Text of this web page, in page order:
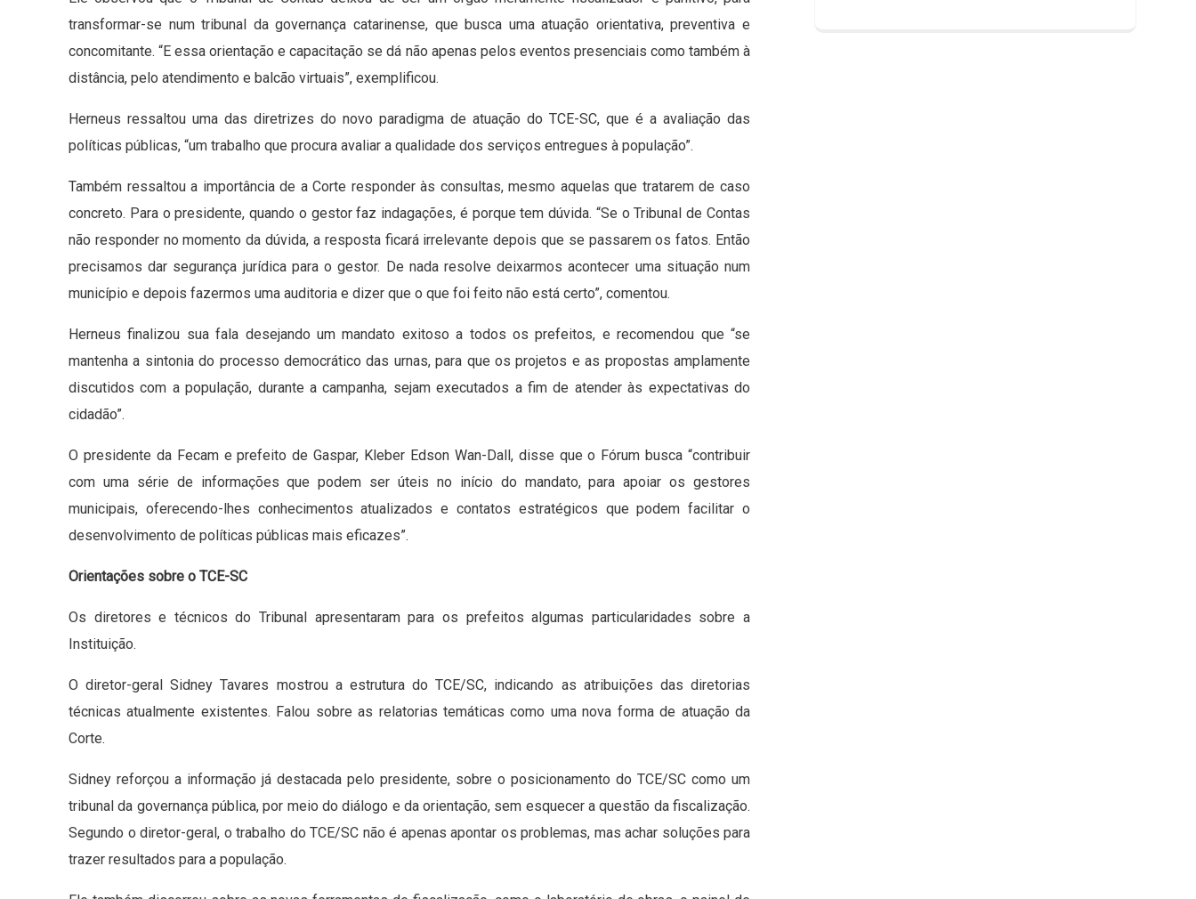
transformar-se num tribunal da governança catarinense, que busca uma atuação orientativa, preventiva e
concomitante. “E essa orientação e capacitação se dá não apenas pelos eventos presenciais como também à
distância, pelo atendimento e balcão virtuais”, exemplificou.
Herneus ressaltou uma das diretrizes do novo paradigma de atuação do TCE-SC, que é a avaliação das
políticas públicas, “um trabalho que procura avaliar a qualidade dos serviços entregues à população”.
Também ressaltou a importância de a Corte responder às consultas, mesmo aquelas que tratarem de caso
concreto. Para o presidente, quando o gestor faz indagações, é porque tem dúvida. “Se o Tribunal de Contas
não responder no momento da dúvida, a resposta ficará irrelevante depois que se passarem os fatos. Então
precisamos dar segurança jurídica para o gestor. De nada resolve deixarmos acontecer uma situação num
município e depois fazermos uma auditoria e dizer que o que foi feito não está certo”, comentou.
Herneus finalizou sua fala desejando um mandato exitoso a todos os prefeitos, e recomendou que “se
mantenha a sintonia do processo democrático das urnas, para que os projetos e as propostas amplamente
discutidos com a população, durante a campanha, sejam executados a fim de atender às expectativas do
cidadão”.
O presidente da Fecam e prefeito de Gaspar, Kleber Edson Wan-Dall, disse que o Fórum busca “contribuir
com uma série de informações que podem ser úteis no início do mandato, para apoiar os gestores
municipais, oferecendo-lhes conhecimentos atualizados e contatos estratégicos que podem facilitar o
desenvolvimento de políticas públicas mais eficazes”.
Orientações sobre o TCE-SC
Os diretores e técnicos do Tribunal apresentaram para os prefeitos algumas particularidades sobre a
Instituição.
O diretor-geral Sidney Tavares mostrou a estrutura do TCE/SC, indicando as atribuições das diretorias
técnicas atualmente existentes. Falou sobre as relatorias temáticas como uma nova forma de atuação da
Corte.
Sidney reforçou a informação já destacada pelo presidente, sobre o posicionamento do TCE/SC como um
tribunal da governança pública, por meio do diálogo e da orientação, sem esquecer a questão da fiscalização.
Segundo o diretor-geral, o trabalho do TCE/SC não é apenas apontar os problemas, mas achar soluções para
trazer resultados para a população.